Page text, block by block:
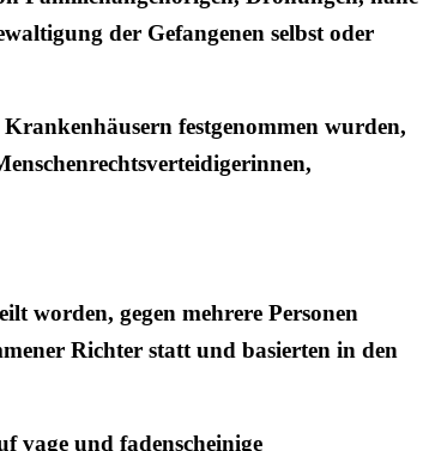
der Gefangenen selbst oder
festgenommen wurden,
worden, gegen mehrere Personen
Richter statt und basierten in den
vage und fadenscheinige